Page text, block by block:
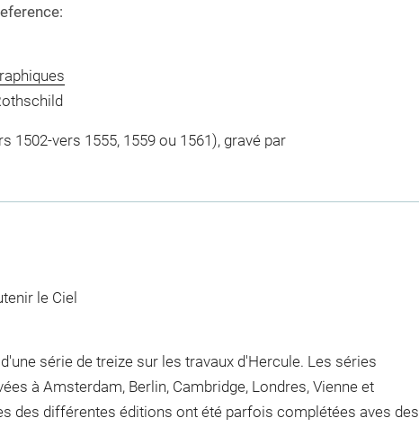
1502-vers 1555, 1559 ou 1561), gravé par
le Ciel
série de treize sur les travaux d'Hercule. Les séries
à Amsterdam, Berlin, Cambridge, Londres, Vienne et
des différentes éditions ont été parfois complétées aves des